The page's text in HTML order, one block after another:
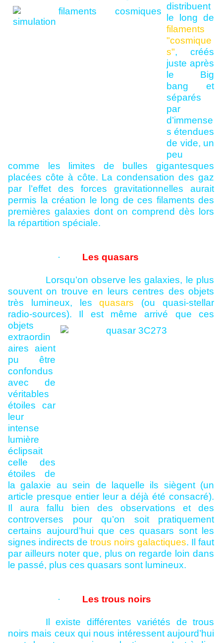
distribuent
le long de
filaments
"cosmique
s", créés
juste après
le Big
bang et
séparés
par
d’immense
s étendues
de vide, un
peu
comme les limites de bulles gigantesques
placées côte à côte. La condensation des gaz
par l’effet des forces gravitationnelles aurait
permis la création le long de ces filaments des
premières galaxies dont on comprend dès lors
la répartition spéciale.
· Les quasars
Lorsqu’on observe les galaxies, le plus
souvent on trouve en leurs centres des objets
très lumineux, lesquasars (ou quasi-stellar
radio-sources). Il est même arrivé que ces
objets
extraordin
aires aient
pu être
confondus
avec de
véritables
étoiles car
leur
intense
lumière
éclipsait
celle des
étoiles de
la galaxie au sein de laquelle ils siègent (un
article presque entier leur a déjà été consacré).
Il aura fallu bien des observations et des
controverses pour qu’on soit pratiquement
certains aujourd’hui que ces quasars sont les
signes indirects de trous noirs galactiques. Il faut
par ailleurs noter que, plus on regarde loin dans
le passé, plus ces quasars sont lumineux.
· Les trous noirs
Il existe différentes variétés de trous
noirs mais ceux qui nous intéressent aujourd’hui